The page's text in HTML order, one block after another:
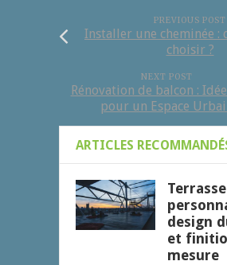
PREVIOUS POST
Installer une cheminée :
choisir ?
NEXT POST
Rénovation de balcon :
pour un Espace
ARTICLES
Terrasse
design
et
mesure